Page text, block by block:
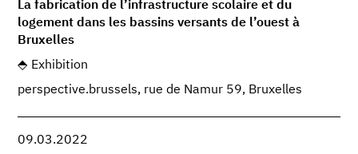
La fabrication de l’infrastructure scolaire et du
logement dans les bassins versants de l’ouest à
Bruxelles
Exhibition
perspective.brussels, rue de Namur 59, Bruxelles
09.03.2022